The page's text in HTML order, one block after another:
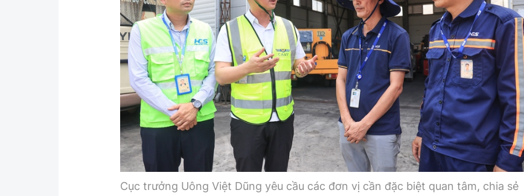
Cục trưởng Uông Việt Dũng yêu cầu các đơn vị cần đặc biệt quan tâm, chia sẻ